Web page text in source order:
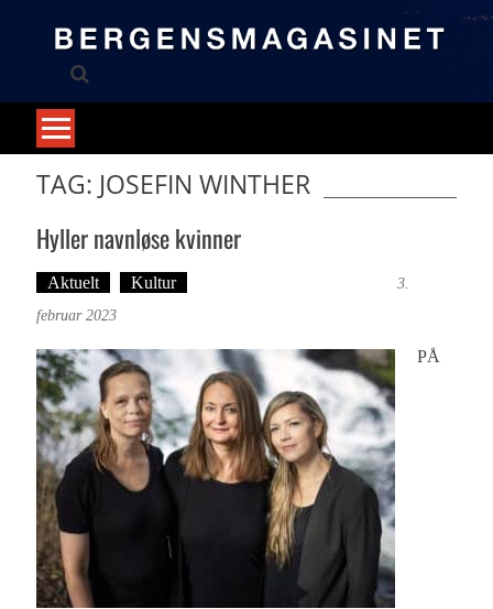
TAG: JOSEFIN WINTHER
Hyller navnløse kvinner
Aktuelt Kultur
3.
februar 2023
PÅ